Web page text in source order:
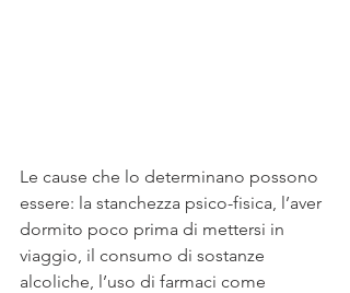
Le cause che lo determinano possono
essere: la stanchezza psico-fisica, l’aver
dormito poco prima di mettersi in
viaggio, il consumo di sostanze
alcoliche, l’uso di farmaci come